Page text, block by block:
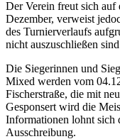
in
Hoyerswerda
Der Verein freut sich auf
Dezember, verweist
des Turnierverlaufs
nicht auszuschließen
Die Siegerinnen und
Mixed werden vom
Fischerstraße, die mit
Gesponsert wird die
Informationen lohnt sich
Ausschreibung.